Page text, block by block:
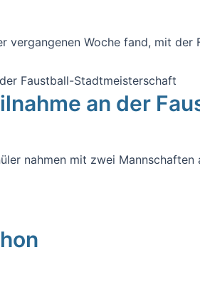
vergangenen Woche fand, mit
an der
nahmen mit zwei